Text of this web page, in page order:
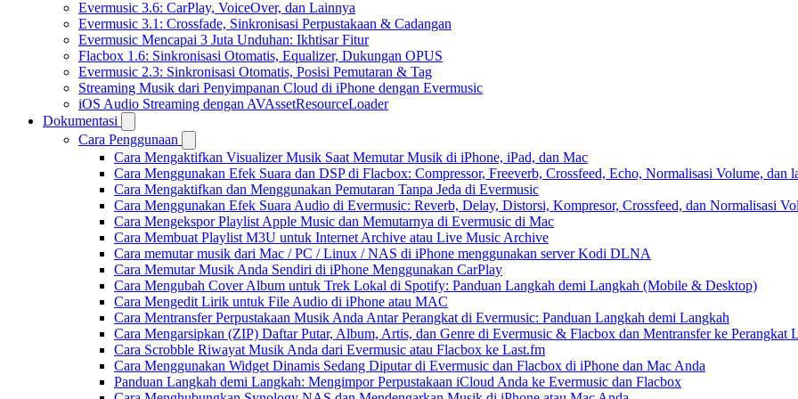
Evermusic 3.6: CarPlay, VoiceOver, dan Lainnya
Evermusic 3.1: Crossfade, Sinkronisasi Perpustakaan & Cadangan
Evermusic Mencapai 3 Juta Unduhan: Ikhtisar Fitur
Flacbox 1.6: Sinkronisasi Otomatis, Equalizer, Dukungan OPUS
Evermusic 2.3: Sinkronisasi Otomatis, Posisi Pemutaran & Tag
Streaming Musik dari Penyimpanan Cloud di iPhone dengan Evermusic
iOS Audio Streaming dengan AVAssetResourceLoader
Dokumentasi
Cara Penggunaan
Cara Mengaktifkan Visualizer Musik Saat Memutar Musik di iPhone, iPad, dan Mac
Cara Menggunakan Efek Suara dan DSP di Flacbox: Compressor, Freeverb, Crossfeed, Echo, Normalisasi Volume, dan
Cara Mengaktifkan dan Menggunakan Pemutaran Tanpa Jeda di Evermusic
Cara Menggunakan Efek Suara Audio di Evermusic: Reverb, Delay, Distorsi, Kompresor, Crossfeed, dan Normalisasi
Cara Mengekspor Playlist Apple Music dan Memutarnya di Evermusic di Mac
Cara Membuat Playlist M3U untuk Internet Archive atau Live Music Archive
Cara memutar musik dari Mac / PC / Linux / NAS di iPhone menggunakan server Kodi DLNA
Cara Memutar Musik Anda Sendiri di iPhone Menggunakan CarPlay
Cara Mengubah Cover Album untuk Trek Lokal di Spotify: Panduan Langkah demi Langkah (Mobile & Desktop)
Cara Mengedit Lirik untuk File Audio di iPhone atau MAC
Cara Mentransfer Perpustakaan Musik Anda Antar Perangkat di Evermusic: Panduan Langkah demi Langkah
Cara Mengarsipkan (ZIP) Daftar Putar, Album, Artis, dan Genre di Evermusic & Flacbox dan Mentransfer ke Perangkat
Cara Scrobble Riwayat Musik Anda dari Evermusic atau Flacbox ke Last.fm
Cara Menggunakan Widget Dinamis Sedang Diputar di Evermusic dan Flacbox di iPhone dan Mac Anda
Panduan Langkah demi Langkah: Mengimpor Perpustakaan iCloud Anda ke Evermusic dan Flacbox